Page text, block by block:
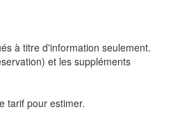
à titre d'information seulement.
et les suppléments
tarif pour estimer.